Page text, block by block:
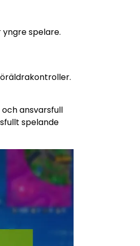
spelare.
ansvarsfull
spelande